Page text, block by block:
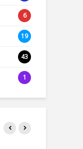
6
19
43
1